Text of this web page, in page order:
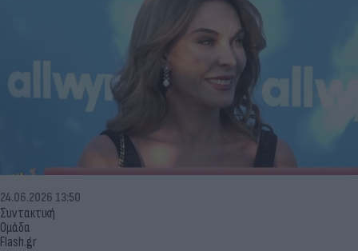
Συντακτική
Ομάδα
Flash.gr
24.06.2026 13:50